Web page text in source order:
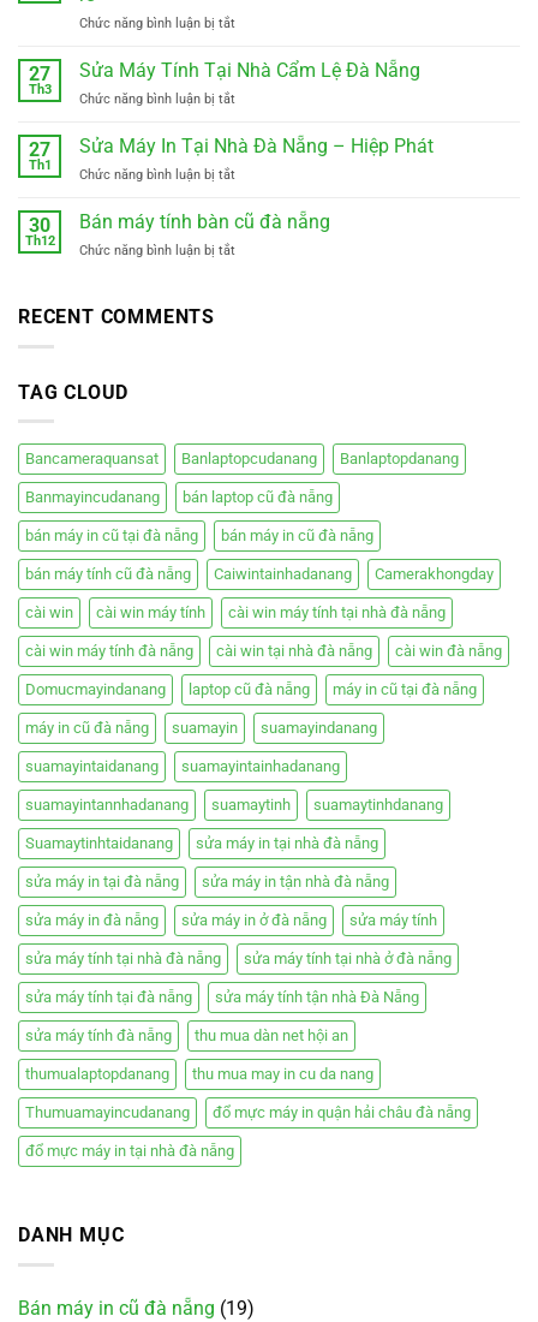
hàng
đức
nẵng
Chức năng bình luận bị tắtở
Ghép
Nẵng
Kỳ
mới
êm
27
Th3
Sửa Máy Tính Tại Nhà Cẩm Lệ Đà Nẵng
Chức năng bình luận bị tắtở
Máy
Tại
Cẩm
27
Th1
Sửa Máy In Tại Nhà Đà Nẵng – Hiệp Phát
Chức năng bình luận bị tắtở
Máy
Tại
30
Th12
Bán máy tính bàn cũ đà nẵng
Chức năng bình luận bị tắtở
RECENT COMMENTS
TAG CLOUD
Bancameraquansat Banlaptopcudanang Banlaptopdanang
Banmayincudanang bán laptop cũ đà nẵng
bán máy in cũ tại đà nẵng bán máy in cũ đà nẵng
bán máy tính cũ đà nẵng Caiwintainhadanang Camerakhongday
cài win cài win máy tính cài win máy tính tại nhà đà nẵng
cài win máy tính đà nẵng cài win tại nhà đà nẵng cài win đà nẵng
Domucmayindanang laptop cũ đà nẵng máy in cũ tại đà nẵng
máy in cũ đà nẵng suamayin suamayindanang
suamayintaidanang suamayintainhadanang
suamayintannhadanang suamaytinh suamaytinhdanang
Suamaytinhtaidanang sửa máy in tại nhà đà nẵng
sửa máy in tại đà nẵng sửa máy in tận nhà đà nẵng
sửa máy in đà nẵng sửa máy in ở đà nẵng sửa máy tính
sửa máy tính tại nhà đà nẵng sửa máy tính tại nhà ở đà nẵng
sửa máy tính tại đà nẵng sửa máy tính tận nhà Đà Nẵng
sửa máy tính đà nẵng thu mua dàn net hội an
thumualaptopdanang thu mua may in cu da nang
Thumuamayincudanang đổ mực máy in quận hải châu đà nẵng
đổ mực máy in tại nhà đà nẵng
DANH MỤC
Bán máy in cũ đà nẵng (19)